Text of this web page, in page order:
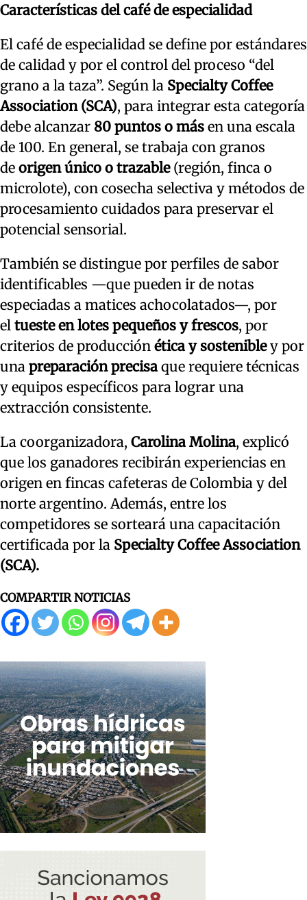
Características del café de especialidad
El café de especialidad se define por estándares
de calidad y por el control del proceso “del
grano a la taza”. Según la Specialty Coffee
Association (SCA), para integrar esta categoría
debe alcanzar 80 puntos o más en una escala
de 100. En general, se trabaja con granos
de origen único o trazable(región, finca o
microlote), con cosecha selectiva y métodos de
procesamiento cuidados para preservar el
potencial sensorial.
También se distingue por perfiles de sabor
identificables —que pueden ir de notas
especiadas a matices achocolatados—, por
el tueste en lotes pequeños y frescos, por
criterios de producción ética y sostenibley por
una preparación precisa que requiere técnicas
y equipos específicos para lograr una
extracción consistente.
La coorganizadora, Carolina Molina, explicó
que los ganadores recibirán experiencias en
origen en fincas cafeteras de Colombia y del
norte argentino. Además, entre los
competidores se sorteará una capacitación
certificada por la Specialty Coffee Association
(SCA).
COMPARTIR NOTICIAS